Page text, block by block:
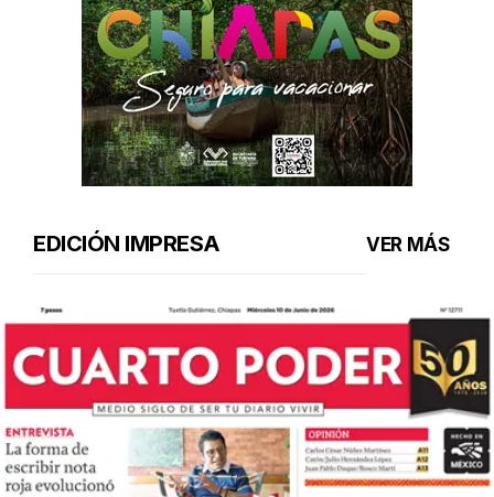
EDICIÓN IMPRESA VER MÁS